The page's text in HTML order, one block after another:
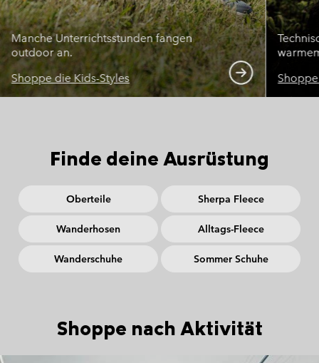
Manche Unterrichtsstunden fangen
outdoor an.
Shoppe die Kids-Styles
Finde deine Ausrüstung
Oberteile Sherpa Fleece
Wanderhosen Alltags-Fleece
Wanderschuhe Sommer Schuhe
Shoppe nach Aktivität